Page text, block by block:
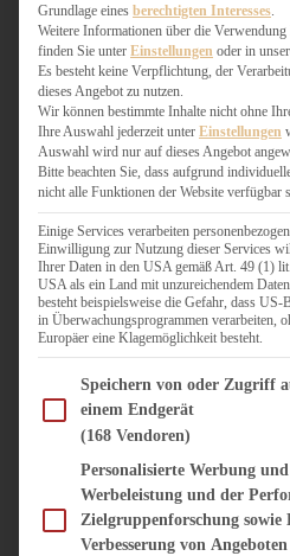
FIX
PASTA
PIZZA,
SÜSS
Grundlage eines berechtigten Interesses
Weitere Informationen über die
finden Sie unter Einstellungen oder in
Es besteht keine Verpflichtung, der
dieses Angebot zu nutzen.
Wir können bestimmte Inhalte nicht ohne
Ihre Auswahl jederzeit unter Einstellungen
Auswahl wird nur auf dieses Angebot
Bitte beachten Sie, dass aufgrund
nicht alle Funktionen der Website verfügbar
Einige Services verarbeiten
Einwilligung zur Nutzung dieser Services
Ihrer Daten in den USA gemäß Art. 49 (1)
USA als ein Land mit unzureichendem
besteht beispielsweise die Gefahr, dass US-
in Überwachungsprogrammen verarbeiten,
Europäer eine Klagemöglichkeit besteht.
Im Folgenden finden Sie eine Liste der
Speichern von oder Zugriff
einem Endgerät
(168 Vendoren)
Personalisierte Werbung
Werbeleistung und der
Zielgruppenforschung
Verbesserung von Angeboten